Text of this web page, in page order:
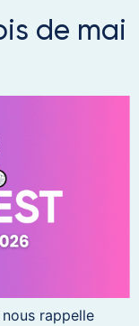
de mai
rappelle